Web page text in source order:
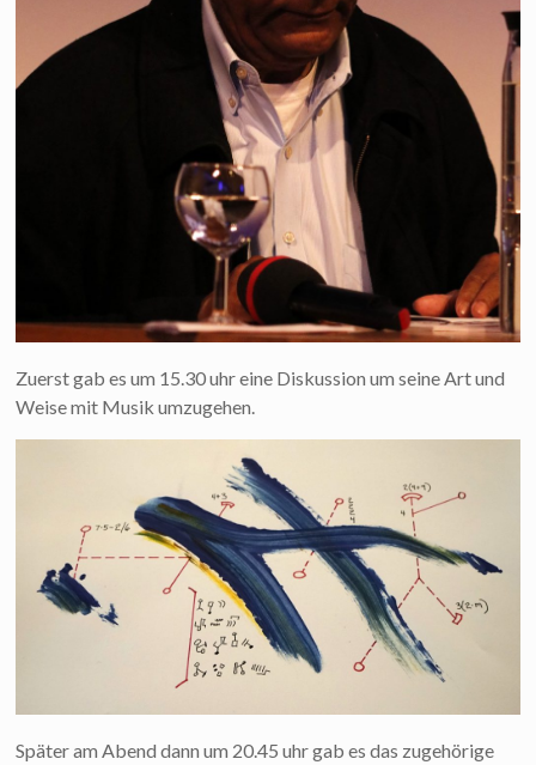
Zuerst gab es um 15.30 uhr eine Diskussion um seine Art und
Weise mit Musik umzugehen.
Später am Abend dann um 20.45 uhr gab es das zugehörige